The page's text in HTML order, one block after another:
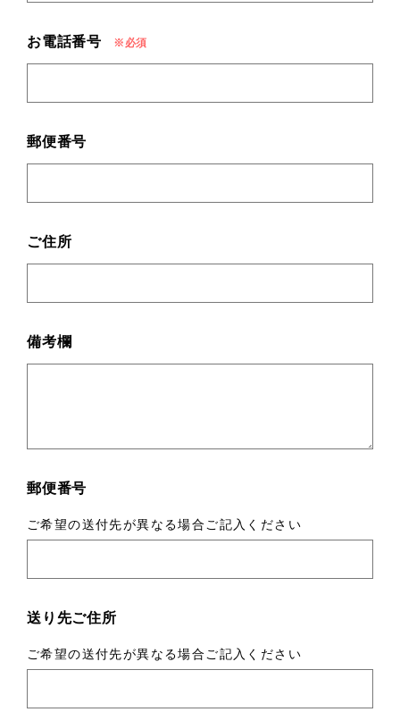
お電話番号
郵便番号
ご住所
備考欄
郵便番号
ご希望の送付先が異なる場合ご記入ください
送り先ご住所
ご希望の送付先が異なる場合ご記入ください